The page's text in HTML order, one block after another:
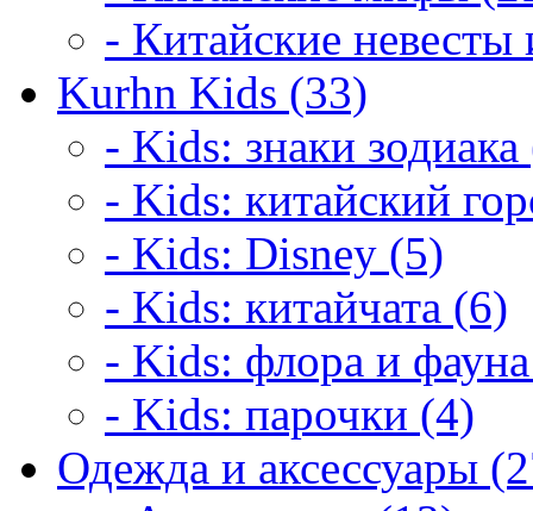
- Китайские
Kurhn Kids (33)
- Kids: знаки
- Kids: китайский
- Kids: Disney (5)
- Kids: китайчата (6)
- Kids: флора и
- Kids: парочки (4)
Одежда и аксессуары